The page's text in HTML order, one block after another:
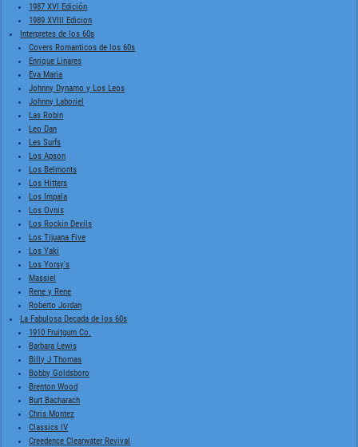
1987 XVI Edición
1989 XVIII Edicion
Interpretes de los 60s
Covers Romanticos de los 60s
Enrique Linares
Eva Maria
Johnny Dynamo y Los Leos
Johnny Laboriel
Las Robin
Leo Dan
Les Surfs
Los Apson
Los Belmonts
Los Hitters
Los Impala
Los Ovnis
Los Rockin Devils
Los Tijuana Five
Los Yaki
Los Yorsy's
Massiel
Rene y Rene
Roberto Jordan
La Fabulosa Decada de los 60s
1910 Fruitgum Co.
Barbara Lewis
Billy J Thomas
Bobby Goldsboro
Brenton Wood
Burt Bacharach
Chris Montez
Classics IV
Creedence Clearwater Revival